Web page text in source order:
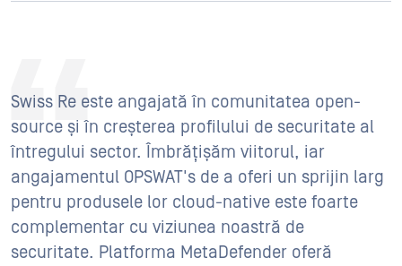
Swiss Re este angajată în comunitatea open-
source și în creșterea profilului de securitate al
întregului sector. Îmbrățișăm viitorul, iar
angajamentul OPSWAT's de a oferi un sprijin larg
pentru produsele lor cloud-native este foarte
complementar cu viziunea noastră de
securitate. Platforma MetaDefender oferă